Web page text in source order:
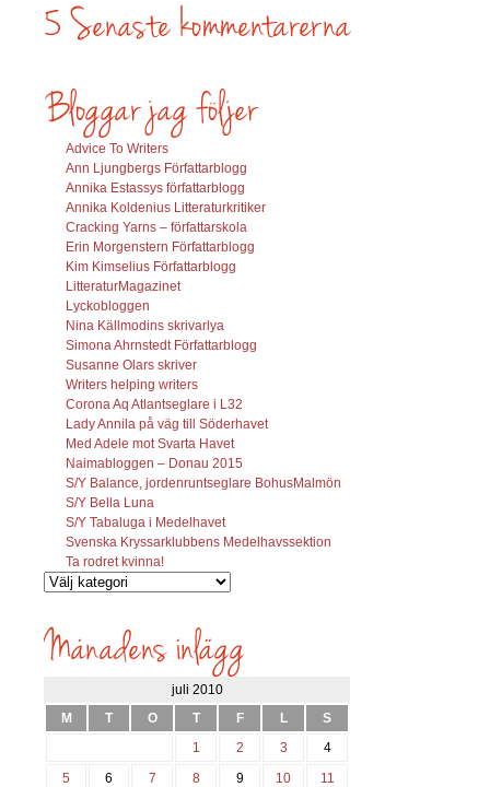
Advice To Writers
Ann Ljungbergs Författarblogg
Annika Estassys författarblogg
Annika Koldenius Litteraturkritiker
Cracking Yarns – författarskola
Erin Morgenstern Författarblogg
Kim Kimselius Författarblogg
LitteraturMagazinet
Lyckobloggen
Nina Källmodins skrivarlya
Simona Ahrnstedt Författarblogg
Susanne Olars skriver
Writers helping writers
Corona Aq Atlantseglare i L32
Lady Annila på väg till Söderhavet
Med Adele mot Svarta Havet
Naimabloggen – Donau 2015
S/Y Balance, jordenruntseglare BohusMalmön
S/Y Bella Luna
S/Y Tabaluga i Medelhavet
Svenska Kryssarklubbens Medelhavssektion
Ta rodret kvinna!
Vilka
söks?
juli 2010
M
T O T F L
S
1
2 3
4
5
6 7 8 9 10
11